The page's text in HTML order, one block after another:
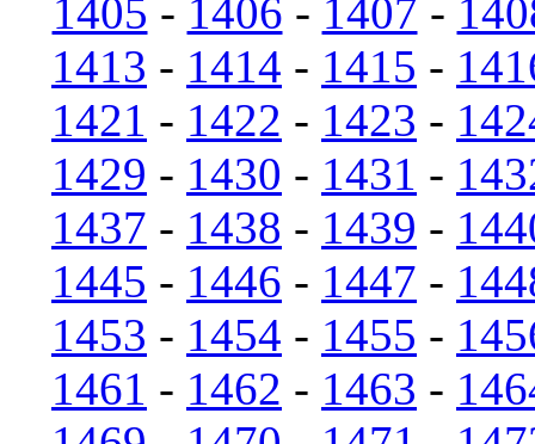
1405 - 1406 - 1407 -
1413 - 1414 - 1415 -
1421 - 1422 - 1423 -
1429 - 1430 - 1431 -
1437 - 1438 - 1439 -
1445 - 1446 - 1447 -
1453 - 1454 - 1455 -
1461 - 1462 - 1463 -